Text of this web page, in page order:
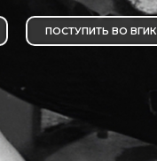
ПОСТУПИТЬ ВО ВГИК